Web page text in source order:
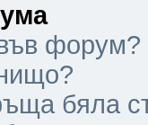
форум?
бяла